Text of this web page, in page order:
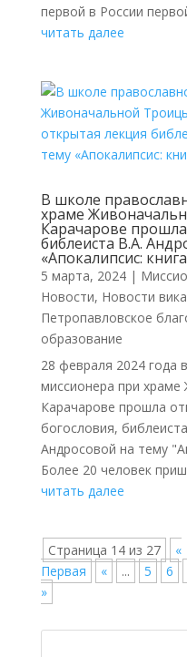
первой в России
читать далее
В школе
храме
Карачарове
библеиста В.А.
«Апокалипсис:
5 марта, 2024|
Новости, Новости
Петропавловское
образование
28 февраля 2024 года
миссионера при
Карачарове прошла
богословия,
Андросовой на тему
Более 20 человек
читать далее
Страница 14 из 27
«
Первая
« ... 5 6
»